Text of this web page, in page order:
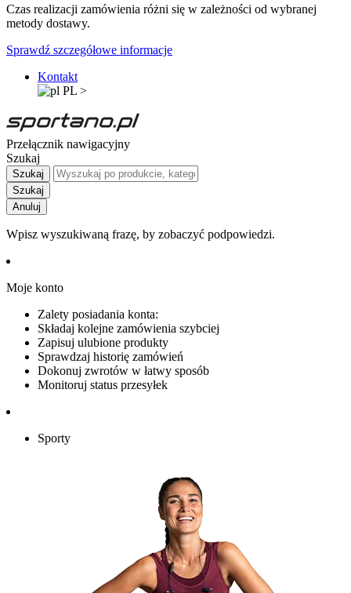
Czas realizacji zamówienia różni się w zależności od wybranej
metody dostawy.
Sprawdź szczegółowe informacje
Kontakt
PL >
Przełącznik nawigacyjny
Szukaj
Szukaj
Szukaj
Anuluj
Wpisz wyszukiwaną frazę, by zobaczyć podpowiedzi.
Moje konto
Zalety posiadania konta:
Składaj kolejne zamówienia szybciej
Zapisuj ulubione produkty
Sprawdzaj historię zamówień
Dokonuj zwrotów w łatwy sposób
Monitoruj status przesyłek
Sporty